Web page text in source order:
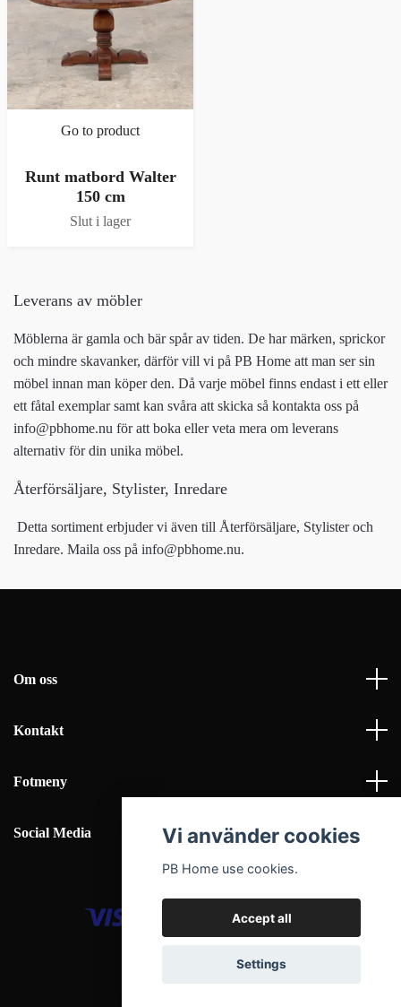
Go to product
Runt matbord Walter
150 cm
Slut i lager
Leverans av möbler
Möblerna är gamla och bär spår av tiden. De har märken, sprickor
och mindre skavanker, därför vill vi på PB Home att man ser sin
möbel innan man köper den. Då varje möbel finns endast i ett eller
ett fåtal exemplar samt kan svåra att skicka så kontakta oss på
info@pbhome.nu för att boka eller veta mera om leverans
alternativ för din unika möbel.
Återförsäljare, Stylister, Inredare
Detta sortiment erbjuder vi även till Återförsäljare, Stylister och
Inredare. Maila oss på info@pbhome.nu.
Om oss
Kontakt
Fotmeny
Social Media
© 2026 PB Home Interior AB
Vi använder cookies
PB Home use cookies.
Accept all
Settings